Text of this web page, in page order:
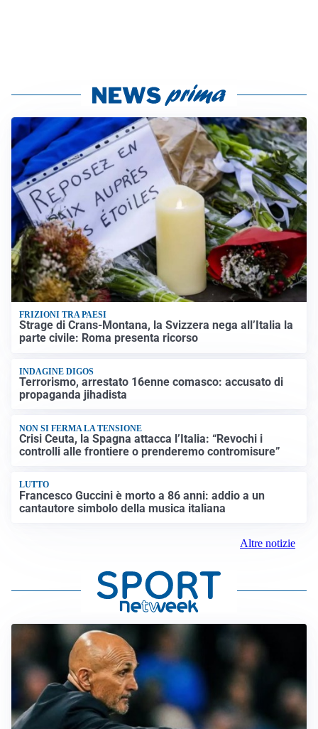
FRIZIONI TRA PAESI
Strage di Crans-Montana, la Svizzera nega all’Italia la
parte civile: Roma presenta ricorso
INDAGINE DIGOS
Terrorismo, arrestato 16enne comasco: accusato di
propaganda jihadista
NON SI FERMA LA TENSIONE
Crisi Ceuta, la Spagna attacca l’Italia: “Revochi i
controlli alle frontiere o prenderemo contromisure”
LUTTO
Francesco Guccini è morto a 86 anni: addio a un
cantautore simbolo della musica italiana
Altre notizie